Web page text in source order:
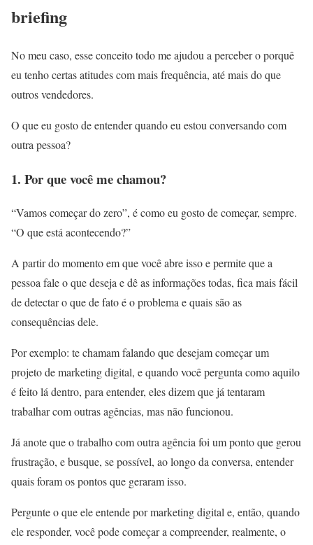
briefing
No meu caso, esse conceito todo me ajudou a perceber o porquê
eu tenho certas atitudes com mais frequência, até mais do que
outros vendedores.
O que eu gosto de entender quando eu estou conversando com
outra pessoa?
1. Por que você me chamou?
“Vamos começar do zero”, é como eu gosto de começar, sempre.
“O que está acontecendo?”
A partir do momento em que você abre isso e permite que a
pessoa fale o que deseja e dê as informações todas, fica mais fácil
de detectar o que de fato é o problema e quais são as
consequências dele.
Por exemplo: te chamam falando que desejam começar um
projeto de marketing digital, e quando você pergunta como aquilo
é feito lá dentro, para entender, eles dizem que já tentaram
trabalhar com outras agências, mas não funcionou.
Já anote que o trabalho com outra agência foi um ponto que gerou
frustração, e busque, se possível, ao longo da conversa, entender
quais foram os pontos que geraram isso.
Pergunte o que ele entende por marketing digital e, então, quando
ele responder, você pode começar a compreender, realmente, o